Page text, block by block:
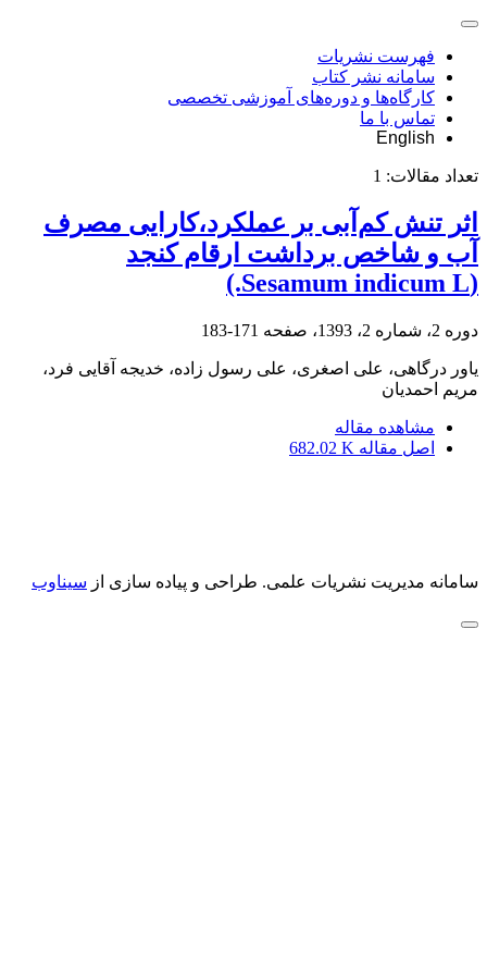
فهرست نشریات
سامانه نشر کتاب
کارگاه‌ها و دوره‌های آموزشی تخصصی
تماس با ما
English
تعداد مقالات: 1
اثر تنش کم‌آبی بر عملکرد،کارایی مصرف
آب و شاخص برداشت ارقام کنجد
(Sesamum indicum L.)
دوره 2، شماره 2، 1393، صفحه 171-183
یاور درگاهی، علی اصغری، علی رسول زاده، خدیجه آقایی فرد،
مریم احمدیان
مشاهده مقاله
اصل مقاله 682.02 K
سامانه مدیریت نشریات علمی. طراحی و پیاده سازی از سیناوب